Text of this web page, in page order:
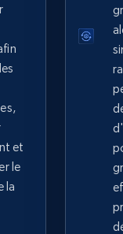
- Gather data on
keywords
code, Model
Product name,
355+
- Discover
et
le
la